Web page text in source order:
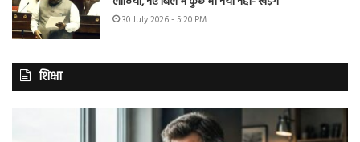
30 July 2026 - 5:20 PM
शिक्षा